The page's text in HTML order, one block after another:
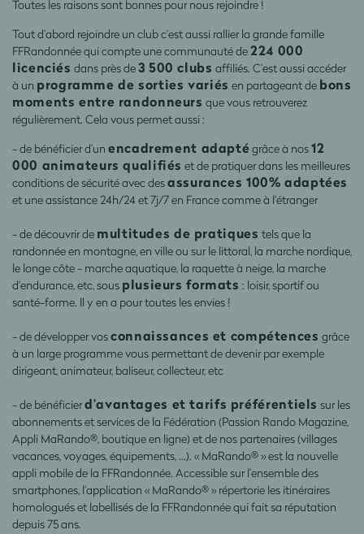
Toutes les raisons sont bonnes pour nous rejoindre !
Tout d’abord rejoindre un club c’est aussi rallier la grande famille
FFRandonnée qui compte une communauté de224 000
licenciés dans près de3 500 clubs affiliés. C’est aussi accéder
à un programme de sorties variés en partageant de bons
moments entre randonneurs que vous retrouverez
régulièrement. Cela vous permet aussi :
- de bénéficier d’un encadrement adaptégrâce à nos12
000 animateurs qualifiés et de pratiquer dans les meilleures
conditions de sécurité avec desassurances 100% adaptées
et une assistance 24h/24 et 7j/7 en France comme à l'étranger
- de découvrir de multitudes de pratiques tels que la
randonnée en montagne, en ville ou sur le littoral, la marche nordique,
le longe côte - marche aquatique, la raquette à neige, la marche
d'endurance, etc, sous plusieurs formats : loisir, sportif ou
santé-forme. Il y en a pour toutes les envies !
- de développer vosconnaissances et compétences grâce
à un large programme vous permettant de devenir par exemple
dirigeant, animateur, baliseur, collecteur, etc
- de bénéficierd’avantages et tarifs préférentiels sur les
abonnements et services de la Fédération (Passion Rando Magazine,
Appli MaRando®, boutique en ligne) et de nos partenaires (villages
vacances, voyages, équipements, …). « MaRando® » est la nouvelle
appli mobile de la FFRandonnée. Accessible sur l’ensemble des
smartphones, l’application « MaRando® » répertorie les itinéraires
homologués et labellisés de la FFRandonnée qui fait sa réputation
depuis 75 ans.